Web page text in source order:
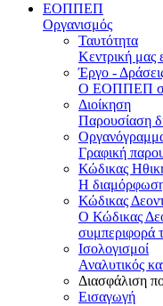
ΕΟΠΠΕΠ
Οργανισμός
Ταυτότητα
Κεντρική μας
Έργο -
Ο ΕΟΠΠΕΠ
Διοίκηση
Παρουσίαση
Γραφική
Κώδικας
Η διαμόρφωση
Κώδικας
Ο Κώδικας
συμπεριφορά
Ισολογισμοί
Αναλυτικός
Διασφάλιση
Εισαγωγή